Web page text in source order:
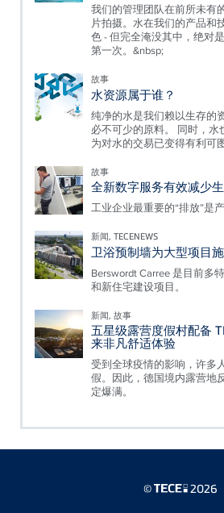
我们的管理团队在前所未有
片拍摄。水在我们的产品和
色 - 但完全淹没其中，绝对
第一次。&nbsp;
故事
水资源属于谁？
纯净的水是我们赖以生存的
必不可少的原料。 同时，
为对水的交易已变得有利可
故事
全新数字服务有效减少
工业企业最重要的“排放”是
新闻, TECENEWS
卫浴预制墙为大型项目
Berswordt Carree 是目前多
和新住宅建设项目。
新闻, 故事
五星级露营度假村配备
来非凡舒适体验
受到全球疫情的影响，许多
假。因此，德国境内露营地
定爆满。
© 2026